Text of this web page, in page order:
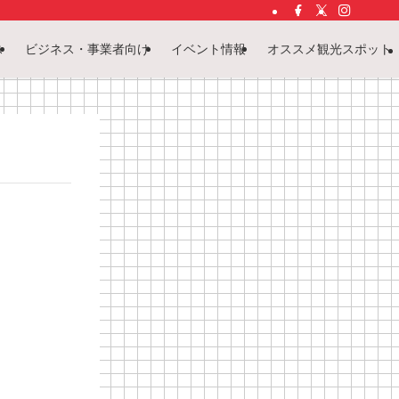
ビジネス・事業者向け イベント情報 オススメ観光スポット